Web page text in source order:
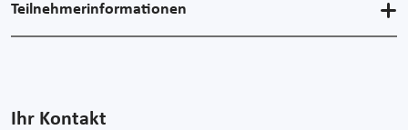
Teilnehmerinformationen
Ihr Kontakt